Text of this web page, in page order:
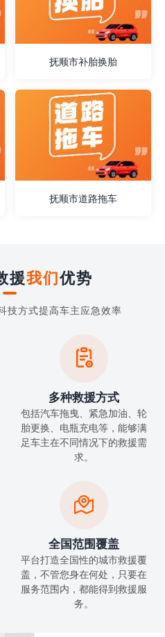
抚顺市补胎换胎
抚顺市道路拖车
援我们优势
技方式提高车主应急效率

多种救援方式
包括汽车拖曳、紧急加油、轮
胎更换、电瓶充电等，能够满
足车主在不同情况下的救援需
求。

全国范围覆盖
平台打造全国性的城市救援覆
盖，不管您身在何处，只要在
服务范围内，都能得到救援服
务。